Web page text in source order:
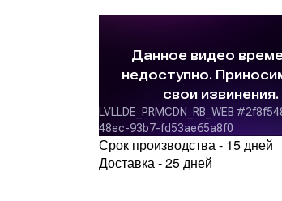
Срок производства - 15 дней
Доставка - 25 дней